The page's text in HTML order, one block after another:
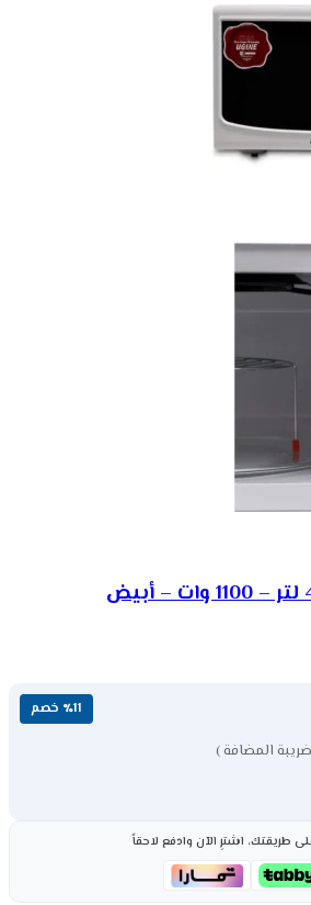
ميكرويف يوجين 42 لتر – 1100 وات – أبيض
٪11 خصم
المضافة )
طريقتك، اشترِ الآن وادفع لاحقاً